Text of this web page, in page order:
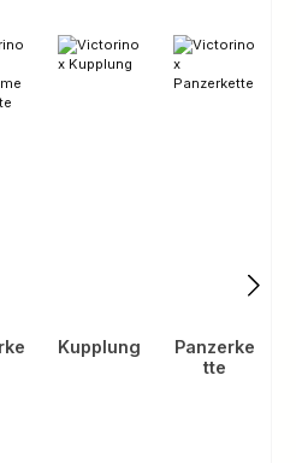
Kupplung
Panzerke
tte